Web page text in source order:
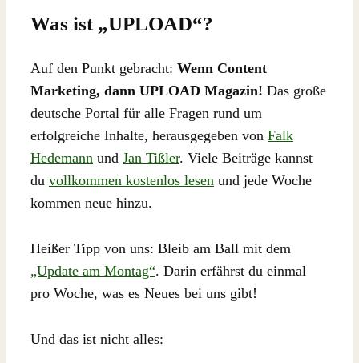
Was ist „UPLOAD“?
Auf den Punkt gebracht: Wenn Content
Marketing, dann UPLOAD Magazin! Das große
deutsche Portal für alle Fragen rund um
erfolgreiche Inhalte, herausgegeben von Falk
Hedemann und Jan Tißler. Viele Beiträge kannst
du vollkommen kostenlos lesen und jede Woche
kommen neue hinzu.
Heißer Tipp von uns: Bleib am Ball mit dem
„Update am Montag“. Darin erfährst du einmal
pro Woche, was es Neues bei uns gibt!
Und das ist nicht alles: